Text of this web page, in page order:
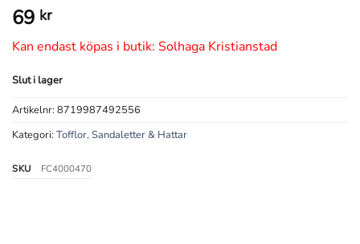
69 kr
Kan endast köpas i butik: Solhaga Kristianstad
Slut i lager
Artikelnr: 8719987492556
Kategori: Tofflor, Sandaletter & Hattar
SKU FC4000470